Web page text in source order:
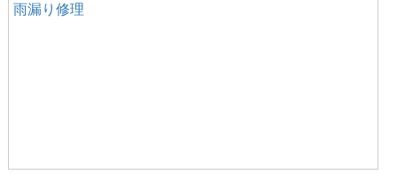
雨漏り修理